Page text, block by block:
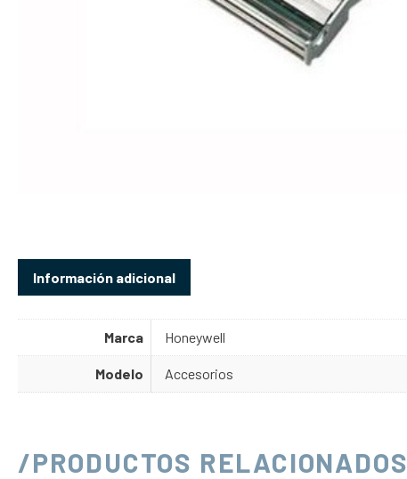
Información adicional
Marca Honeywell
Modelo Accesorios
/PRODUCTOS RELACIONADOS